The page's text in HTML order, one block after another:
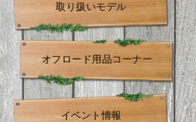
取り扱いモデル
オフロード用品コーナー
イベント情報